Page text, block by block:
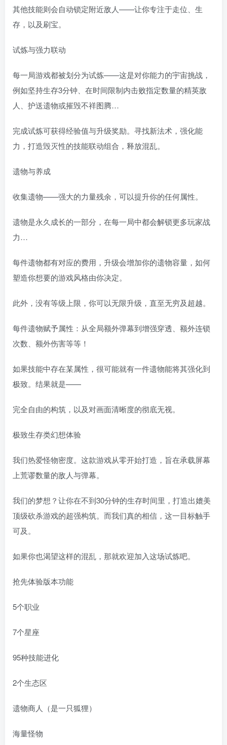
其他技能则会自动锁定附近敌人——让你专注于走位、生
存，以及刷宝。
试炼与强力联动
每一局游戏都被划分为试炼——这是对你能力的宇宙挑战，
例如坚持生存3分钟、在时间限制内击败指定数量的精英敌
人、护送遗物或摧毁不祥图腾…
完成试炼可获得经验值与升级奖励。寻找新法术，强化能
力，打造毁灭性的技能联动组合，释放混乱。
遗物与养成
收集遗物——强大的力量残余，可以提升你的任何属性。
遗物是永久成长的一部分，在每一局中都会解锁更多玩家战
力…
每件遗物都有对应的费用，升级会增加你的遗物容量，如何
塑造你想要的游戏风格由你决定。
此外，没有等级上限，你可以无限升级，直至无穷及超越。
每件遗物赋予属性：从全局额外弹幕到增强穿透、额外连锁
次数、额外伤害等等！
如果技能中存在某属性，很可能就有一件遗物能将其强化到
极致。结果就是——
完全自由的构筑，以及对画面清晰度的彻底无视。
极致生存类幻想体验
我们热爱怪物密度。这款游戏从零开始打造，旨在承载屏幕
上荒谬数量的敌人与弹幕。
我们的梦想？让你在不到30分钟的生存时间里，打造出媲美
顶级砍杀游戏的超强构筑。而我们真的相信，这一目标触手
可及。
如果你也渴望这样的混乱，那就欢迎加入这场试炼吧。
抢先体验版本功能
5个职业
7个星座
95种技能进化
2个生态区
遗物商人（是一只狐狸）
海量怪物